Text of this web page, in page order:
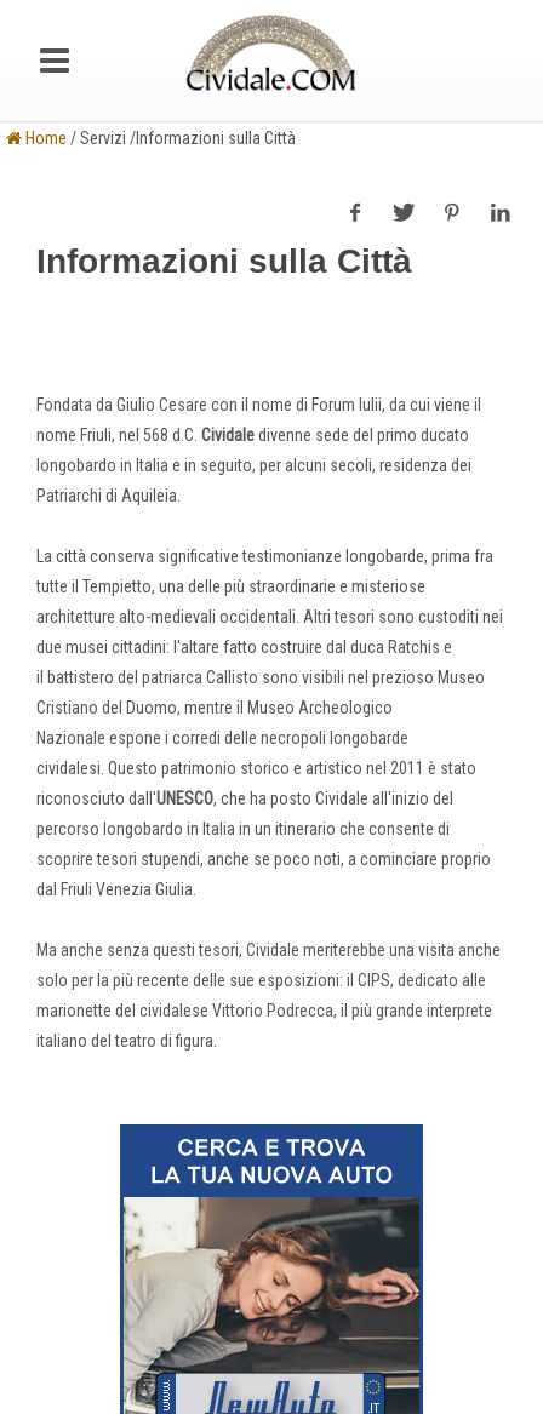
Home / Servizi /Informazioni sulla Città
Informazioni sulla Città
Fondata da Giulio Cesare con il nome di Forum Iulii, da cui viene il
nome Friuli, nel 568 d.C. Cividaledivenne sede del primo ducato
longobardo in Italia e in seguito, per alcuni secoli, residenza dei
Patriarchi di Aquileia.
La città conserva significative testimonianze longobarde, prima fra
tutte il Tempietto, una delle più straordinarie e misteriose
architetture alto-medievali occidentali. Altri tesori sono custoditi nei
due musei cittadini: l'altare fatto costruire dal duca Ratchis e
il battistero del patriarca Callisto sono visibili nel prezioso Museo
Cristiano del Duomo, mentre il Museo Archeologico
Nazionale espone i corredi delle necropoli longobarde
cividalesi. Questo patrimonio storico e artistico nel 2011 è stato
riconosciuto dall'UNESCO, che ha posto Cividale all'inizio del
percorso longobardo in Italia in un itinerario che consente di
scoprire tesori stupendi, anche se poco noti, a cominciare proprio
dal Friuli Venezia Giulia.
Ma anche senza questi tesori, Cividale meriterebbe una visita anche
solo per la più recente delle sue esposizioni: il CIPS, dedicato alle
marionette del cividalese Vittorio Podrecca, il più grande interprete
italiano del teatro di figura.